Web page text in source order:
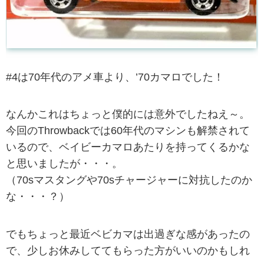
#4は70年代のアメ車より、’70カマロでした！
なんかこれはちょっと僕的には意外でしたねえ～。
今回のThrowbackでは60年代のマシンも解禁されて
いるので、ベイビーカマロあたりを持ってくるかな
と思いましたが・・・。
（70sマスタングや70sチャージャーに対抗したのか
な・・・？）
でもちょっと最近ベビカマは出過ぎな感があったの
で、少しお休みしててもらった方がいいのかもしれ